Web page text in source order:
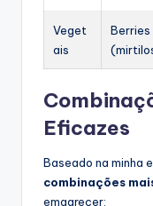
Veget
ais
Berries
Eficazes
Baseado na minha
combinações
emagrecer: